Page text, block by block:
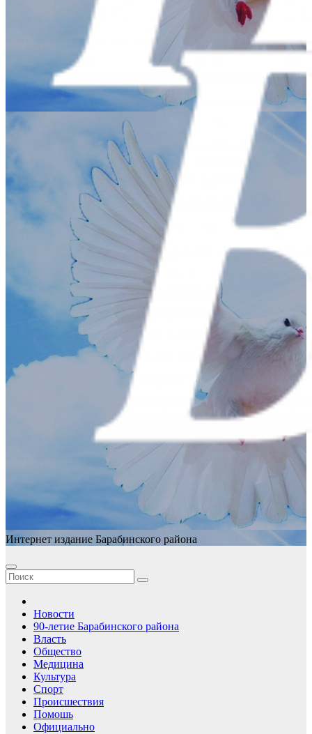
Интернет издание Барабинского района
Новости
90-летие Барабинского района
Власть
Общество
Медицина
Культура
Спорт
Происшествия
Помошь
Официально